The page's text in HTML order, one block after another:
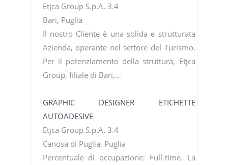
Etjca Group S.p.A. 3.4
Bari, Puglia
Il nostro Cliente è una solida e strutturata
Azienda, operante nel settore del Turismo.
Per il potenziamento della struttura, Etjca
Group, filiale di Bari,…
GRAPHIC DESIGNER ETICHETTE
AUTOADESIVE
Etjca Group S.p.A. 3.4
Canosa di Puglia, Puglia
Percentuale di occupazione: Full-time. La